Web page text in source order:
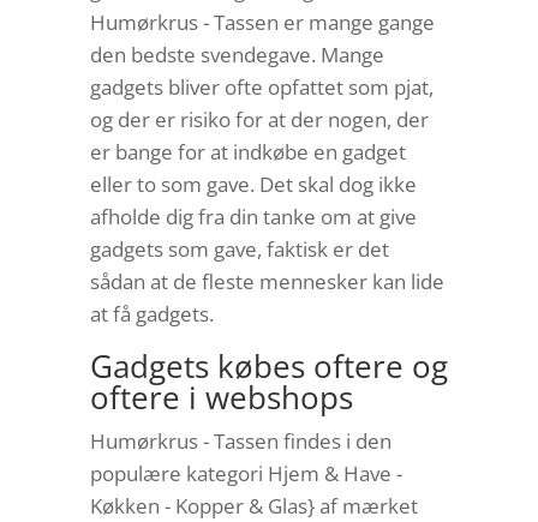
Humørkrus - Tassen er mange gange
den bedste svendegave. Mange
gadgets bliver ofte opfattet som pjat,
og der er risiko for at der nogen, der
er bange for at indkøbe en gadget
eller to som gave. Det skal dog ikke
afholde dig fra din tanke om at give
gadgets som gave, faktisk er det
sådan at de fleste mennesker kan lide
at få gadgets.
Gadgets købes oftere og
oftere i webshops
Humørkrus - Tassen findes i den
populære kategori Hjem & Have -
Køkken - Kopper & Glas} af mærket